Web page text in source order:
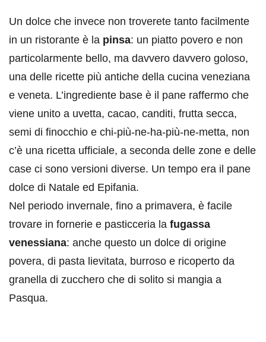
Un dolce che invece non troverete tanto facilmente
in un ristorante è la pinsa: un piatto povero e non
particolarmente bello, ma davvero davvero goloso,
una delle ricette più antiche della cucina veneziana
e veneta. L’ingrediente base è il pane raffermo che
viene unito a uvetta, cacao, canditi, frutta secca,
semi di finocchio e chi-più-ne-ha-più-ne-metta, non
c’è una ricetta ufficiale, a seconda delle zone e delle
case ci sono versioni diverse. Un tempo era il pane
dolce di Natale ed Epifania.
Nel periodo invernale, fino a primavera, è facile
trovare in fornerie e pasticceria la fugassa
venessiana: anche questo un dolce di origine
povera, di pasta lievitata, burroso e ricoperto da
granella di zucchero che di solito si mangia a
Pasqua.